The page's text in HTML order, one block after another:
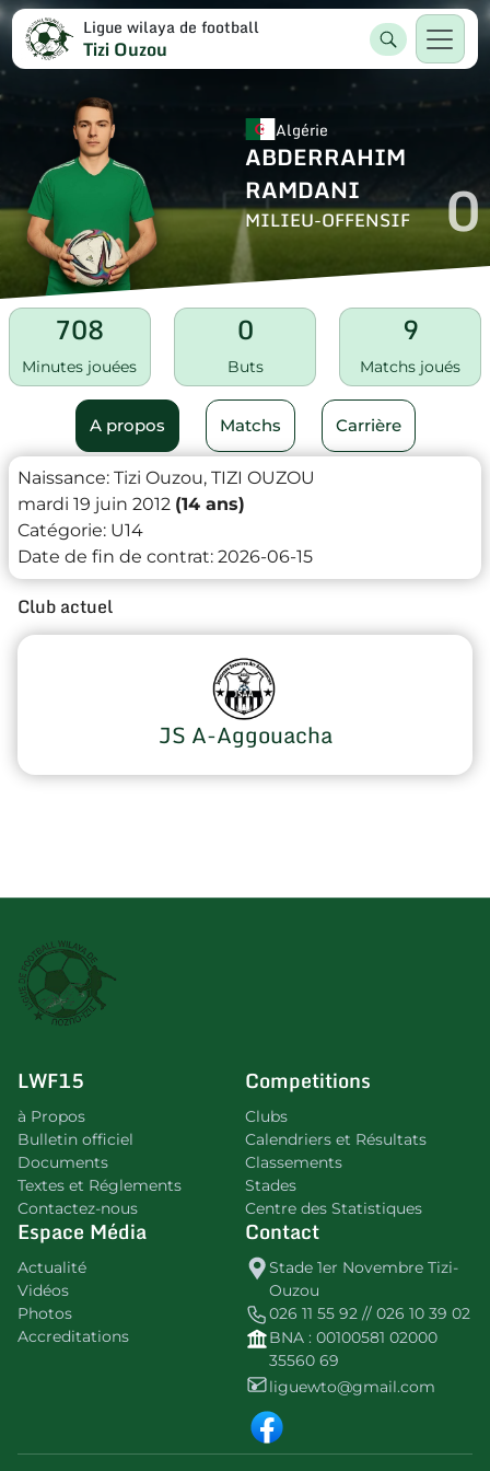
Ligue wilaya de football
Tizi Ouzou
Algérie
ABDERRAHIM
RAMDANI
MILIEU-OFFENSIF 0
708
Minutes jouées
0
Buts
9
Matchs joués
A propos Matchs Carrière
Naissance: Tizi Ouzou, TIZI OUZOU
mardi 19 juin 2012 (14 ans)
Catégorie: U14
Date de fin de contrat: 2026-06-15
Club actuel
JS A-Aggouacha
LWF15
à Propos
Bulletin officiel
Documents
Textes et Réglements
Contactez-nous
Competitions
Clubs
Calendriers et Résultats
Classements
Stades
Centre des Statistiques
Espace Média
Actualité
Vidéos
Photos
Accreditations
Contact
Stade 1er Novembre Tizi-
Ouzou
026 11 55 92 // 026 10 39 02
BNA : 00100581 02000
35560 69
liguewto@gmail.com